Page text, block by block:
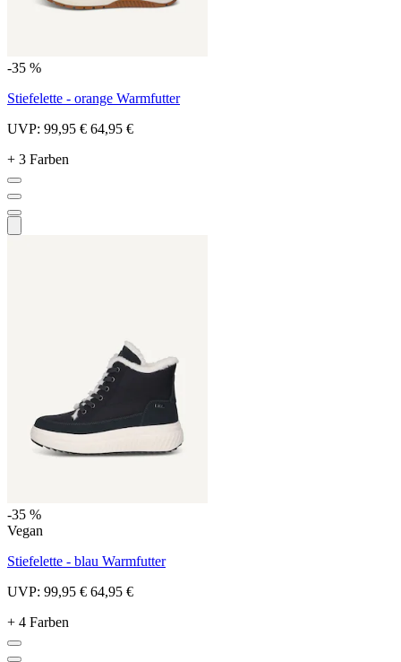
-35 %
Stiefelette - orange Warmfutter
UVP: 99,95 € 64,95 €
+ 3 Farben
-35 %
Vegan
Stiefelette - blau Warmfutter
UVP: 99,95 € 64,95 €
+ 4 Farben